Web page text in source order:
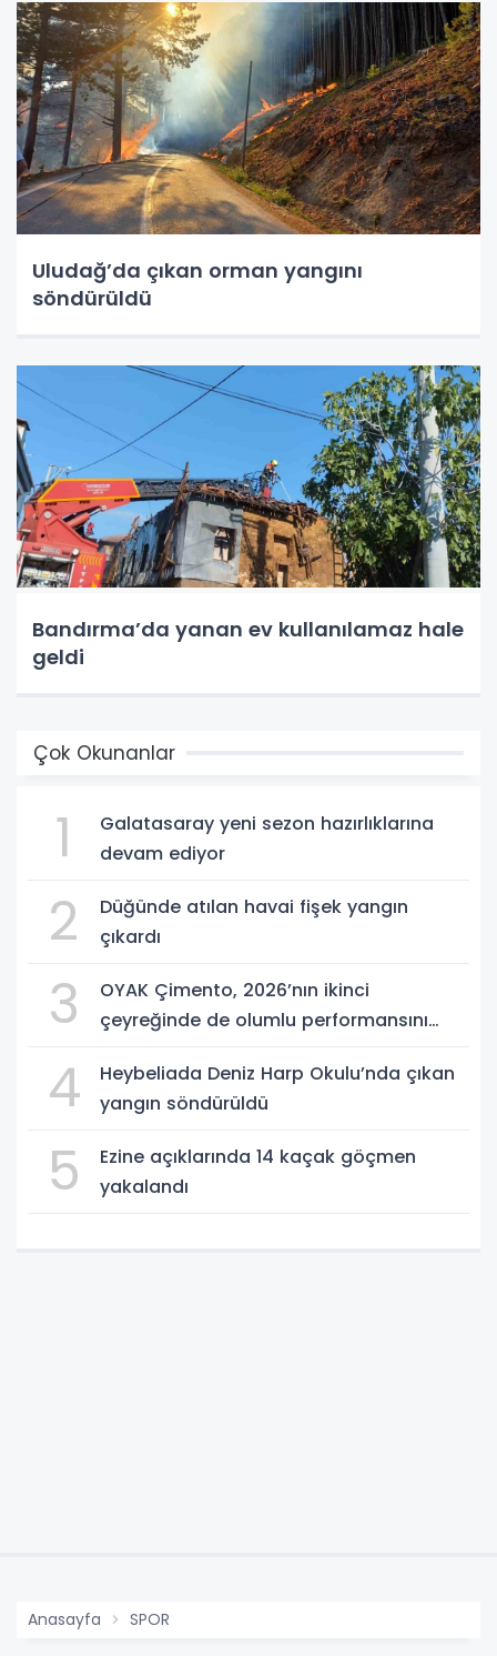
Uludağ’da çıkan orman yangını
söndürüldü
Bandırma’da yanan ev kullanılamaz hale
geldi
Çok Okunanlar
1
Galatasaray yeni sezon hazırlıklarına
devam ediyor
2
Düğünde atılan havai fişek yangın
çıkardı
3
OYAK Çimento, 2026’nın ikinci
çeyreğinde de olumlu performansını
4
Heybeliada Deniz Harp Okulu’nda çıkan
yangın söndürüldü
5
Ezine açıklarında 14 kaçak göçmen
yakalandı
Anasayfa SPOR